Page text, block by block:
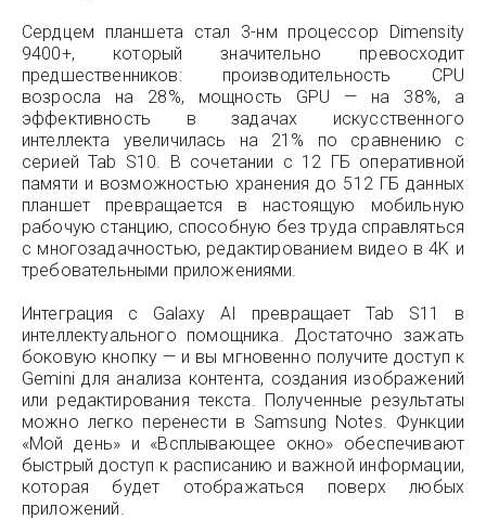
Сердцем планшета стал 3-нм процессор Dimensity
9400+, который значительно превосходит
предшественников: производительность CPU
возросла на 28%, мощность GPU — на 38%, а
эффективность в задачах искусственного
интеллекта увеличилась на 21% по сравнению с
серией Tab S10. В сочетании с 12 ГБ оперативной
памяти и возможностью хранения до 512 ГБ данных
планшет превращается в настоящую мобильную
рабочую станцию, способную без труда справляться
с многозадачностью, редактированием видео в 4K и
требовательными приложениями.
Интеграция с Galaxy AI превращает Tab S11 в
интеллектуального помощника. Достаточно зажать
боковую кнопку — и вы мгновенно получите доступ к
Gemini для анализа контента, создания изображений
или редактирования текста. Полученные результаты
можно легко перенести в Samsung Notes. Функции
«Мой день» и «Всплывающее окно» обеспечивают
быстрый доступ к расписанию и важной информации,
которая будет отображаться поверх любых
приложений.